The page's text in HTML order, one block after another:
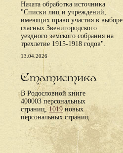
Начата обработка источника
"Списки лиц и учреждений,
имеющих право участия в выборе
гласных Звенигородского
уездного земского собрания на
трехлетие 1915-1918 годов".
13.04.2026
Статистика
В Родословной книге
400003 персональных
страниц, 1019 новых
персональных страниц